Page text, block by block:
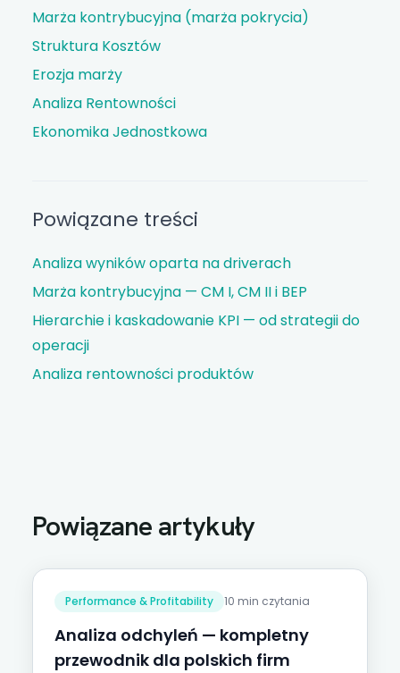
Marża kontrybucyjna (marża pokrycia)
Struktura Kosztów
Erozja marży
Analiza Rentowności
Ekonomika Jednostkowa
Powiązane treści
Analiza wyników oparta na driverach
Marża kontrybucyjna — CM I, CM II i BEP
Hierarchie i kaskadowanie KPI — od strategii do
operacji
Analiza rentowności produktów
Powiązane artykuły
Performance & Profitability 10 min czytania
Analiza odchyleń — kompletny
przewodnik dla polskich firm